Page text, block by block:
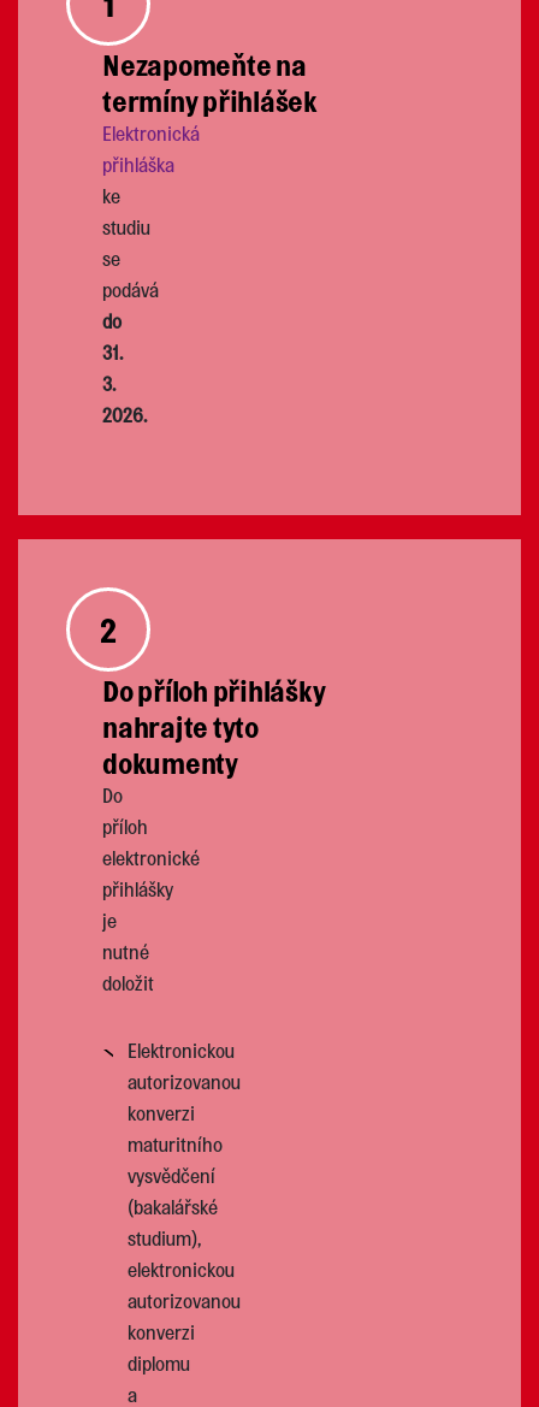
Nezapomeňte na
termíny přihlášek
Elektronická
přihláška
ke
studiu
se
podává
do
31.
3.
2026.
2
Do příloh přihlášky
nahrajte tyto
dokumenty
Do
příloh
elektronické
přihlášky
je
nutné
doložit
Elektronickou
autorizovanou
konverzi
maturitního
vysvědčení
(bakalářské
studium),
elektronickou
autorizovanou
konverzi
diplomu
a